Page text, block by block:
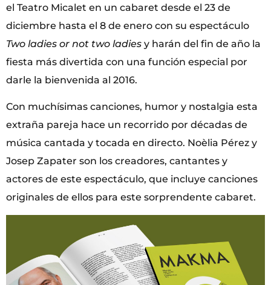
el Teatro Micalet en un cabaret desde el 23 de
diciembre hasta el 8 de enero con su espectáculo
Two ladies or not two ladies y harán del fin de año la
fiesta más divertida con una función especial por
darle la bienvenida al 2016.
Con muchísimas canciones, humor y nostalgia esta
extraña pareja hace un recorrido por décadas de
música cantada y tocada en directo. Noèlia Pérez y
Josep Zapater son los creadores, cantantes y
actores de este espectáculo, que incluye canciones
originales de ellos para este sorprendente cabaret.